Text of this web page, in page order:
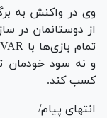
از دوستانمان در
و نه سود خودمان
کسب کند.
انتهای پیام/